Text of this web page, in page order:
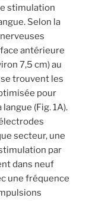
stimulation
Selon la
antérieure
7,5 cm) au
trouvent les
pour
(Fig. 1A).
secteur, une
par
dans neuf
une fréquence